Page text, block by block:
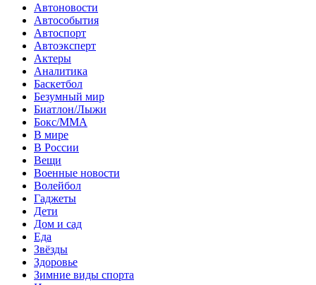
Автоновости
Автособытия
Автоспорт
Автоэксперт
Актеры
Аналитика
Баскетбол
Безумный мир
Биатлон/Лыжи
Бокс/MMA
В мире
В России
Вещи
Военные новости
Волейбол
Гаджеты
Дети
Дом и сад
Еда
Звёзды
Здоровье
Зимние виды спорта